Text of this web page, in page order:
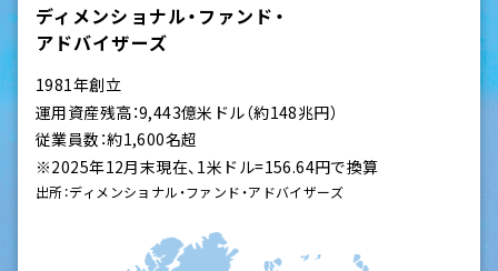
ディメンショナル・ファンド・
アドバイザーズ
1981年創立
運用資産残高：9,443億米ドル（約148兆円）
従業員数：約1,600名超
※2025年12月末現在、1米ドル=156.64円で換算
出所：ディメンショナル・ファンド・アドバイザーズ